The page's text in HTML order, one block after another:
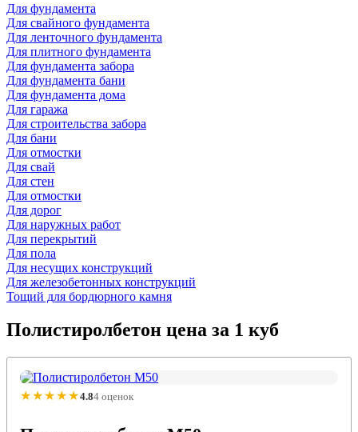
Для фундамента
Для свайного фундамента
Для ленточного фундамента
Для плитного фундамента
Для фундамента забора
Для фундамента бани
Для фундамента дома
Для гаража
Для строительства забора
Для бани
Для отмостки
Для свай
Для стен
Для отмостки
Для дорог
Для наружных работ
Для перекрытий
Для пола
Для несущих конструкций
Для железобетонных конструкций
Тощий для бордюрного камня
Полистиролбетон цена за 1 куб
★★★★★4.84 оценок